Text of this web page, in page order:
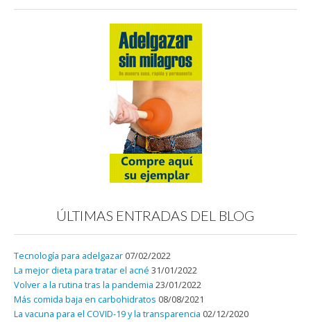
ÚLTIMAS ENTRADAS DEL BLOG
Tecnología para adelgazar 07/02/2022
La mejor dieta para tratar el acné 31/01/2022
Volver a la rutina tras la pandemia 23/01/2022
Más comida baja en carbohidratos 08/08/2021
La vacuna para el COVID-19 y la transparencia 02/12/2020